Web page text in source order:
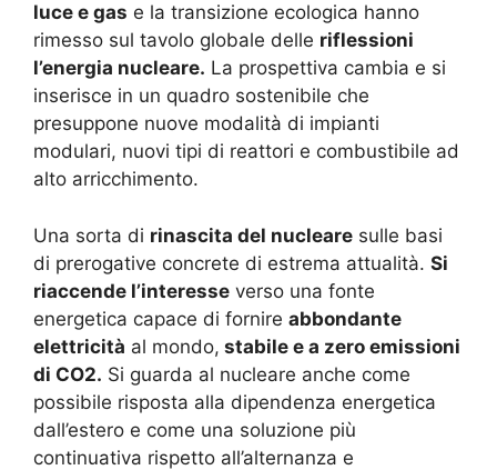
luce e gas e la transizione ecologica hanno
rimesso sul tavolo globale delle riflessioni
l’energia nucleare. La prospettiva cambia e si
inserisce in un quadro sostenibile che
presuppone nuove modalità di impianti
modulari, nuovi tipi di reattori e combustibile ad
alto arricchimento.
Una sorta di rinascita del nucleare sulle basi
di prerogative concrete di estrema attualità. Si
riaccende l’interesse verso una fonte
energetica capace di fornire abbondante
elettricità al mondo, stabile e a zero emissioni
di CO2. Si guarda al nucleare anche come
possibile risposta alla dipendenza energetica
dall’estero e come una soluzione più
continuativa rispetto all’alternanza e